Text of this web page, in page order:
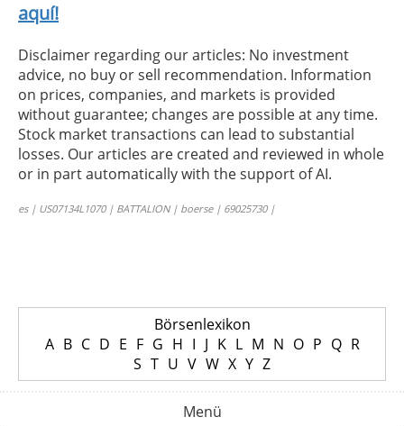
aquí!
Disclaimer regarding our articles: No investment
advice, no buy or sell recommendation. Information
on prices, companies, and markets is provided
without guarantee; changes are possible at any time.
Stock market transactions can lead to substantial
losses. Our articles are created and reviewed in whole
or in part automatically with the support of AI.
es | US07134L1070 | BATTALION | boerse | 69025730 |
Börsenlexikon
A B C D E F G H I J K L M N O P Q R
S T U V W X Y Z
Menü